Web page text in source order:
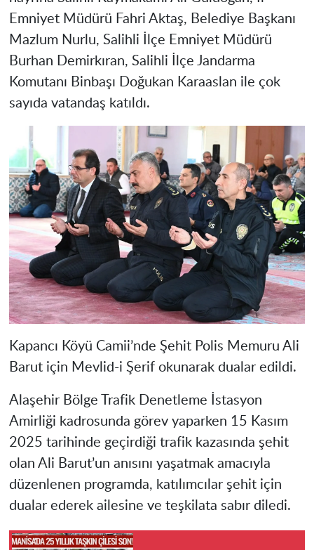
Emniyet Müdürü Fahri Aktaş, Belediye Başkanı
Mazlum Nurlu, Salihli İlçe Emniyet Müdürü
Burhan Demirkıran, Salihli İlçe Jandarma
Komutanı Binbaşı Doğukan Karaaslan ile çok
sayıda vatandaş katıldı.
Kapancı Köyü Camii’nde Şehit Polis Memuru Ali
Barut için Mevlid-i Şerif okunarak dualar edildi.
Alaşehir Bölge Trafik Denetleme İstasyon
Amirliği kadrosunda görev yaparken 15 Kasım
2025 tarihinde geçirdiği trafik kazasında şehit
olan Ali Barut’un anısını yaşatmak amacıyla
düzenlenen programda, katılımcılar şehit için
dualar ederek ailesine ve teşkilata sabır diledi.